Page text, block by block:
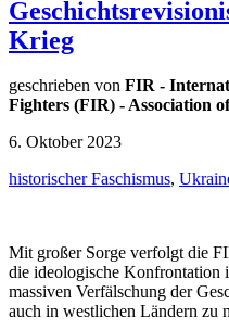
Krieg
geschrieben von FIR -
Fighters (FIR) - Association
6. Oktober 2023
historischer Faschismus,
Mit großer Sorge verfolgt die
die ideologische Konfrontation
massiven Verfälschung der
auch in westlichen Ländern zu